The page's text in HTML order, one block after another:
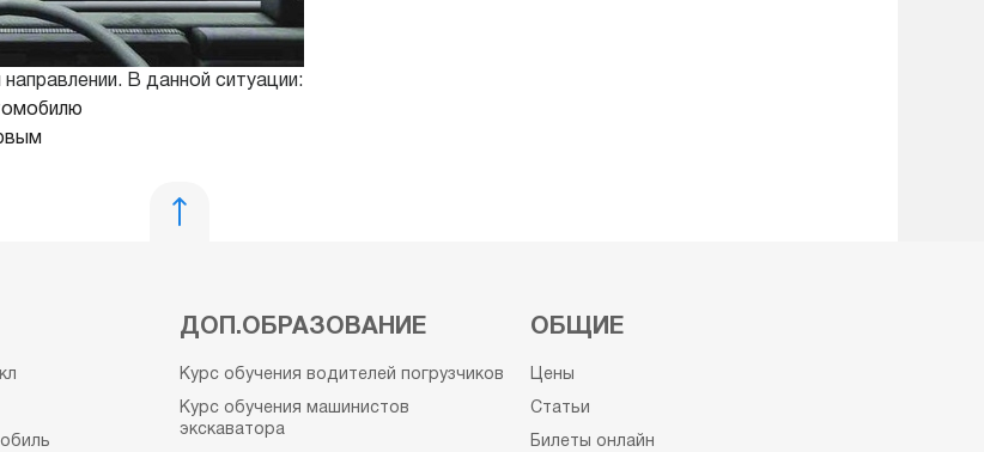
В данной ситуации:
ДОП.ОБРАЗОВАНИЕ
Курс обучения водителей погрузчиков
Курс обучения машинистов
экскаватора
ОБЩИЕ
Цены
Статьи
Билеты онлайн